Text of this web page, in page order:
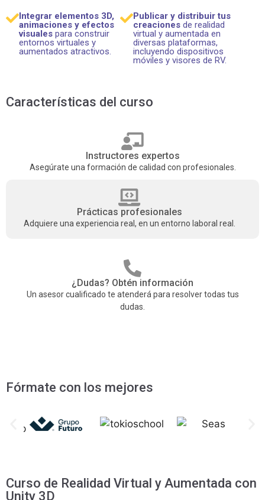
Integrar elementos 3D,
animaciones y efectos
visuales para construir
entornos virtuales y
aumentados atractivos.
Publicar y distribuir tus
creacionesde realidad
virtual y aumentada en
diversas plataformas,
incluyendo dispositivos
móviles y visores de RV.
Características del curso
Instructores expertos
Asegúrate una formación de calidad con profesionales.
Prácticas profesionales
Adquiere una experiencia real, en un entorno laboral real.
¿Dudas? Obtén información
Un asesor cualificado te atenderá para resolver todas tus
dudas.
Fórmate con los mejores
Curso de Realidad Virtual y Aumentada con
Unity 3D